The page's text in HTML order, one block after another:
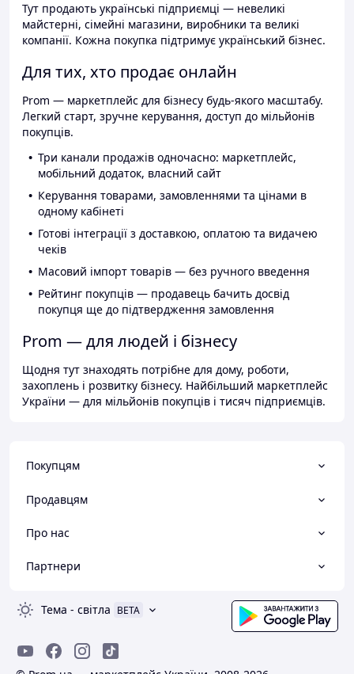
Тут продають українські підприємці — невеликі
майстерні, сімейні магазини, виробники та великі
компанії. Кожна покупка підтримує український бізнес.
Для тих, хто продає онлайн
Prom — маркетплейс для бізнесу будь-якого масштабу.
Легкий старт, зручне керування, доступ до мільйонів
покупців.
Три канали продажів одночасно: маркетплейс,
мобільний додаток, власний сайт
Керування товарами, замовленнями та цінами в
одному кабінеті
Готові інтеграції з доставкою, оплатою та видачею
чеків
Масовий імпорт товарів — без ручного введення
Рейтинг покупців — продавець бачить досвід
покупця ще до підтвердження замовлення
Prom — для людей і бізнесу
Щодня тут знаходять потрібне для дому, роботи,
захоплень і розвитку бізнесу. Найбільший маркетплейс
України — для мільйонів покупців і тисяч підприємців.
Покупцям
Продавцям
Про нас
Партнери
Тема - світла BETA